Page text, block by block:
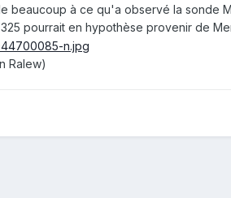
beaucoup à ce qu'a observé la sonde
pourrait en hypothèse provenir de
Ralew)